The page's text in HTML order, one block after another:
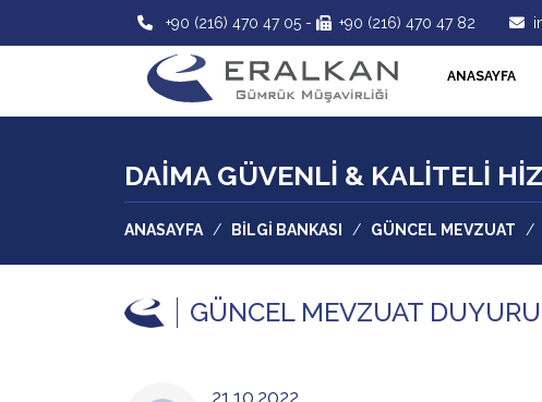
+90 (216) 470 47 05 - +90 (216) 470 47 82
ANASAYFA
DAİMA GÜVENLİ & KALİTELİ
ANASAYFA / BİLGİ BANKASI / GÜNCEL MEVZUAT /
GÜNCEL MEVZUAT
21.10.2022